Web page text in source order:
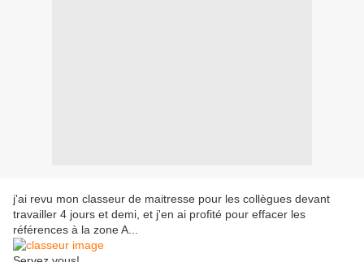
j'ai revu mon classeur de maitresse pour les collègues devant
travailler 4 jours et demi, et j'en ai profité pour effacer les
références à la zone A...